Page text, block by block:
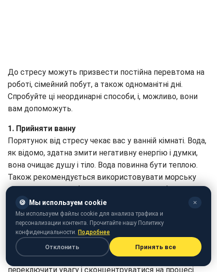
До стресу можуть призвести постійна перевтома на
роботі, сімейний побут, а також одноманітні дні.
Спробуйте ці неординарні способи, і, можливо, вони
вам допоможуть.
1. Прийняти ванну
Порятунок від стресу чекає вас у ванній кімнаті. Вода,
як відомо, здатна змити негативну енергію і думки,
вона очищає душу і тіло. Вода повинна бути теплою.
Також рекомендується використовувати морську
сіль і 5-7 крапель ефірного масла лаванди, бергамоту
або сандалового дерева.
2. Приготувати що-небудь
Як зняти стрес? Творіть шедеври на кухні! Наполеон,
шарлотка, качка по-пекінськи – чим складніше блюдо,
тим краще! Приготування їжі - це відмінний спосіб
переключити увагу і сконцентруватися на процесі.
🍪 Мы используем cookie ✕
Мы используем файлы cookie для анализа трафика и
персонализации контента. Прочитайте нашу Политику
конфиденциальности. Подробнее
Отклонить Принять все